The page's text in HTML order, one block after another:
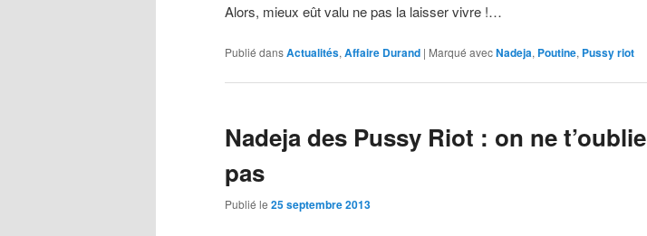
Alors, mieux eût valu ne pas la laisser vivre !…
Publié dansActualités, Affaire Durand | Marqué avecNadeja, Poutine, Pussy riot
Nadeja des Pussy Riot : on ne t’oublie
pas
Publié le 25 septembre 2013